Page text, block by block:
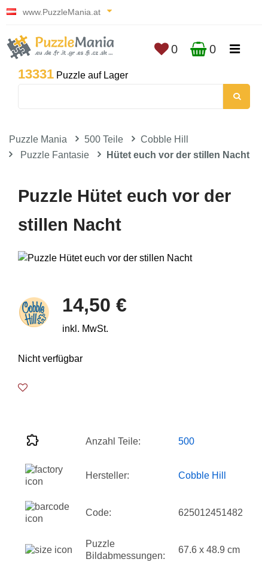
www.PuzzleMania.at
13331 Puzzle auf Lager
0 0
Puzzle Mania 500 Teile
Cobble Hill
Puzzle Fantasie
Hütet euch vor der stillen Nacht
Puzzle Hütet euch vor der
stillen Nacht
14,50 €
inkl. MwSt.
Nicht verfügbar
Anzahl Teile: 500
Hersteller: Cobble Hill
Code: 625012451482
Puzzle
Bildabmessungen:
67.6 x 48.9 cm